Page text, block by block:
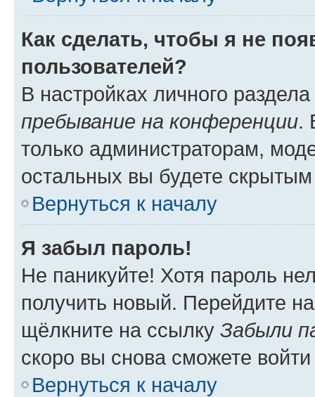
Как сделать, чтобы я не
пользователей?
В настройках личного
пребывание на конференции.
только администраторам,
остальных вы будете
Вернуться к началу
Я забыл пароль!
Не паникуйте! Хотя пароль
получить новый. Перейдите
щёлкните на ссылку Забыли
скоро вы снова сможете
Вернуться к началу